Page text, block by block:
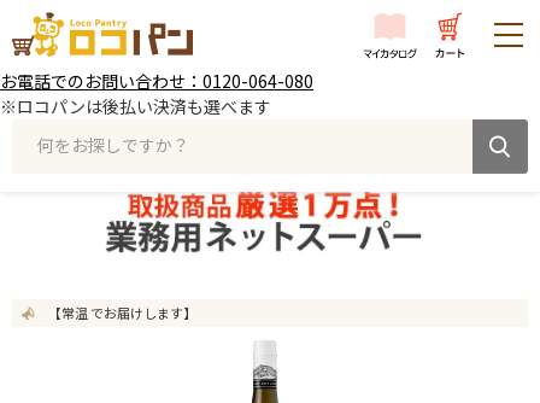
お電話でのお問い合わせ：0120-064-080
※ロコパンは後払い決済も選べます
何をお探しですか？
【常温 でお届けします】